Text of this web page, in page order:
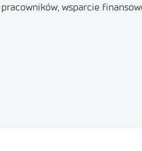
wsparcie